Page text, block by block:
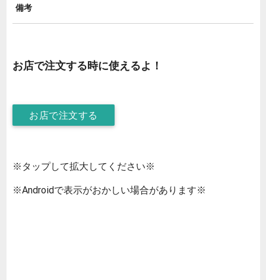
備考
お店で注文する時に使えるよ！
お店で注文する
※タップして拡大してください※
※Androidで表示がおかしい場合があります※